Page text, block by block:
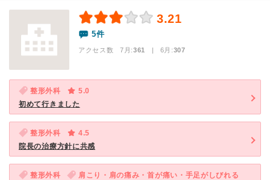
3.21
5件
アクセス数 7月:361 | 6月:307
整形外科
5.0
初めて行きました
整形外科
4.5
院長の治療方針に共感
整形外科
肩こり・肩の痛み・首が痛い・手足がしびれる